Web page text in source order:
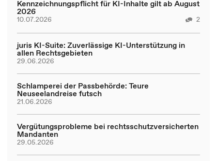
Kennzeichnungspflicht für KI-Inhalte gilt ab August
2026
10.07.2026 2
juris KI-Suite: Zuverlässige KI-Unterstützung in
allen Rechtsgebieten
29.06.2026
Schlamperei der Passbehörde: Teure
Neuseelandreise futsch
21.06.2026
Vergütungsprobleme bei rechtsschutzversicherten
Mandanten
29.05.2026